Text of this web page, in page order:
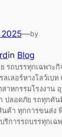
—by
in Blog
รถบรรทุกเฉพาะ
เลอร์หางโลว์เบท
าหกรรมโรงงาน
ปลอดภัย รถทุกคัน
นค้า ทุกการขนส่ง
ริการรถบรรทุกเฉ